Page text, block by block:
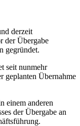
derzeit
der Übergabe
gegründet.
seit nunmehr
geplanten Übernahme
einem anderen
der Übergabe an